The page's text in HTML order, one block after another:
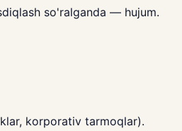
so'ralganda — hujum.
korporativ tarmoqlar).